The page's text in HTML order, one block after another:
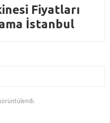
Fiyatları
İstanbul